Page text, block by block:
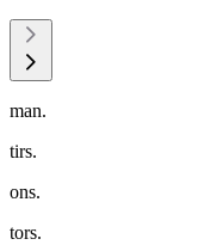
man.
tirs.
ons.
tors.